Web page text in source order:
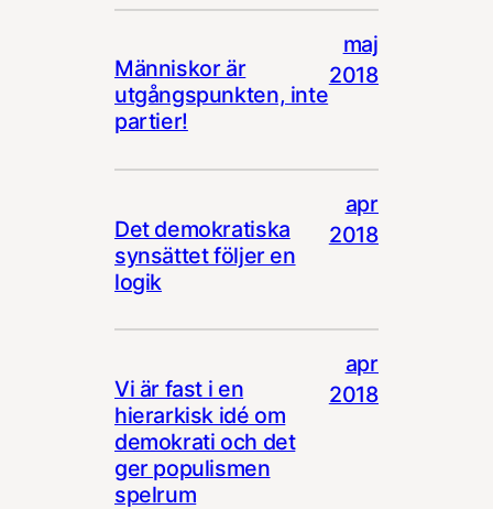
Människor är
utgångspunkten, inte
partier!
maj
2018
Det demokratiska
synsättet följer en
logik
apr
2018
Vi är fast i en
hierarkisk idé om
demokrati och det
ger populismen
spelrum
apr
2018